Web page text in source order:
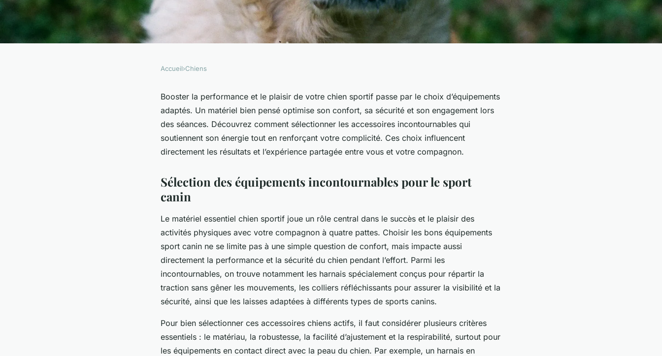
Top équipements pour sport canin :
booster performance et plaisir
Accueil›Chiens
Booster la performance et le plaisir de votre chien sportif passe par le choix d’équipements
adaptés. Un matériel bien pensé optimise son confort, sa sécurité et son engagement lors
des séances. Découvrez comment sélectionner les accessoires incontournables qui
soutiennent son énergie tout en renforçant votre complicité. Ces choix influencent
directement les résultats et l’expérience partagée entre vous et votre compagnon.
Sélection des équipements incontournables pour le sport
canin
Le matériel essentiel chien sportif joue un rôle central dans le succès et le plaisir des
activités physiques avec votre compagnon à quatre pattes. Choisir les bons équipements
sport canin ne se limite pas à une simple question de confort, mais impacte aussi
directement la performance et la sécurité du chien pendant l’effort. Parmi les
incontournables, on trouve notamment les harnais spécialement conçus pour répartir la
traction sans gêner les mouvements, les colliers réfléchissants pour assurer la visibilité et la
sécurité, ainsi que les laisses adaptées à différents types de sports canins.
Pour bien sélectionner ces accessoires chiens actifs, il faut considérer plusieurs critères
essentiels : le matériau, la robustesse, la facilité d’ajustement et la respirabilité, surtout pour
les équipements en contact direct avec la peau du chien. Par exemple, un harnais en